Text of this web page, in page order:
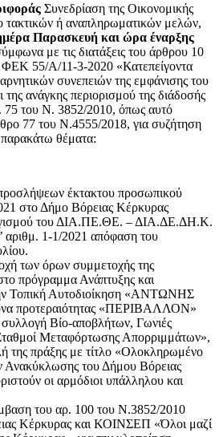
Συνεδρίαση της Οικονομικής
τακτικών ή αναπληρωματικών μελών,
Παρασκευή και ώρα έναρξης
με τις διατάξεις του άρθρου 10
55/Α/11-3-2020 «Κατεπείγοντα
συνεπειών της εμφάνισης του
ανάγκης περιορισμού της διάδοσής
75 του Ν. 3852/2010, όπως αυτό
77 του Ν.4555/2018, για συζήτηση
θέματα:
έκτακτου προσωπικού
στο Δήμο Βόρειας Κέρκυρας
του ΔΙΑ.ΠΕ.ΘΕ. – ΔΙΑ.ΔΕ.ΔΗ.Κ.
αριθμ. 1-1/2021 απόφαση του
των όρων συμμετοχής της
πρόγραμμα Ανάπτυξης και
Τοπική Αυτοδιοίκηση «ΑΝΤΩΝΗΣ
προτεραιότητας «ΠΕΡΙΒΑΛΛΟΝ»
συλλογή Βίο-αποβλήτων, Γωνιές
Μεταφόρτωσης Απορριμμάτων»,
της πράξης με τίτλο «Ολοκληρωμένο
του Δήμου Βόρειας
οι αρμόδιοι υπάλληλου και
του αρ. 100 του Ν.3852/2010
Κέρκυρας και ΚΟΙΝΣΕΠ «Όλοι μαζί